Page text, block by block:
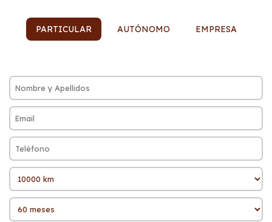
PARTICULAR AUTÓNOMO EMPRESA